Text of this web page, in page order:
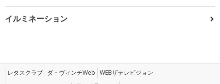
イルミネーション
レタスクラブ ダ・ヴィンチWeb WEBザテレビジョン